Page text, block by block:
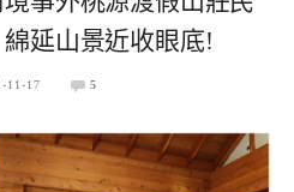
延山景近收眼底!
11-17 5